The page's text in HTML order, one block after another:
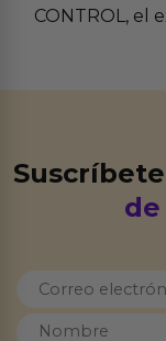
CONTROL, el